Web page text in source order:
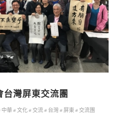
灣屏東交流團
中華# 文化# 交流# 台灣# 屏東# 交流團